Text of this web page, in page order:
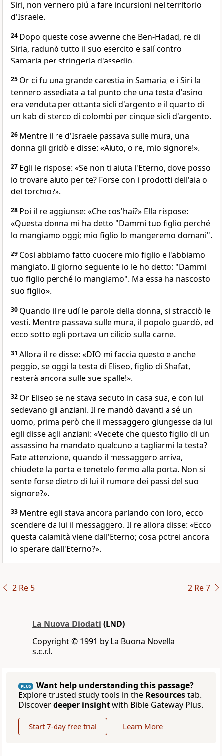
Siri, non vennero piú a fare incursioni nel territorio
d'Israele.
24 Dopo queste cose avvenne che Ben-Hadad, re di
Siria, radunò tutto il suo esercito e salí contro
Samaria per stringerla d'assedio.
25 Or ci fu una grande carestia in Samaria; e i Siri la
tennero assediata a tal punto che una testa d'asino
era venduta per ottanta sicli d'argento e il quarto di
un kab di sterco di colombi per cinque sicli d'argento.
26 Mentre il re d'Israele passava sulle mura, una
donna gli gridò e disse: «Aiuto, o re, mio signore!».
27 Egli le rispose: «Se non ti aiuta l'Eterno, dove posso
io trovare aiuto per te? Forse con i prodotti dell'aia o
del torchio?».
28 Poi il re aggiunse: «Che cos'hai?» Ella rispose:
«Questa donna mi ha detto "Dammi tuo figlio perché
lo mangiamo oggi; mio figlio lo mangeremo domani".
29 Cosí abbiamo fatto cuocere mio figlio e l'abbiamo
mangiato. Il giorno seguente io le ho detto: "Dammi
tuo figlio perché lo mangiamo". Ma essa ha nascosto
suo figlio».
30 Quando il re udí le parole della donna, si stracciò le
vesti. Mentre passava sulle mura, il popolo guardò, ed
ecco sotto egli portava un cilicio sulla carne.
31 Allora il re disse: «DIO mi faccia questo e anche
peggio, se oggi la testa di Eliseo, figlio di Shafat,
resterà ancora sulle sue spalle!».
32 Or Eliseo se ne stava seduto in casa sua, e con lui
sedevano gli anziani. Il re mandò davanti a sé un
uomo, prima però che il messaggero giungesse da lui
egli disse agli anziani: «Vedete che questo figlio di un
assassino ha mandato qualcuno a tagliarmi la testa?
Fate attenzione, quando il messaggero arriva,
chiudete la porta e tenetelo fermo alla porta. Non si
sente forse dietro di lui il rumore dei passi del suo
signore?».
33 Mentre egli stava ancora parlando con loro, ecco
scendere da lui il messaggero. Il re allora disse: «Ecco
questa calamità viene dall'Eterno; cosa potrei ancora
io sperare dall'Eterno?».
2 Re 5 2 Re 7
La Nuova Diodati (LND)
Copyright © 1991 by La Buona Novella
s.c.r.l.
PLUS
Want help understanding this passage?
Explore trusted study tools in the Resourcestab.
Discoverdeeper insightwith Bible Gateway Plus.
Start 7-day free trial Learn More